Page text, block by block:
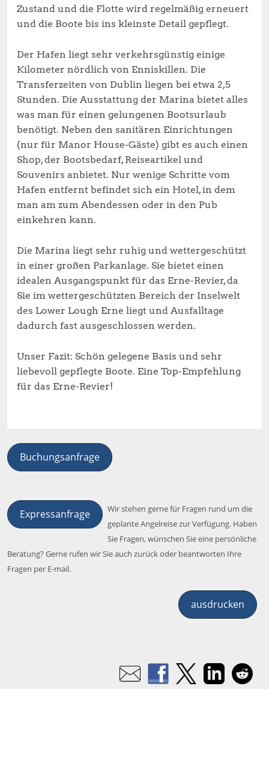
Zustand und die Flotte wird regelmäßig erneuert
und die Boote bis ins kleinste Detail gepflegt.
Der Hafen liegt sehr verkehrsgünstig einige
Kilometer nördlich von Enniskillen. Die
Transferzeiten von Dublin liegen bei etwa 2,5
Stunden. Die Ausstattung der Marina bietet alles
was man für einen gelungenen Bootsurlaub
benötigt. Neben den sanitären Einrichtungen
(nur für Manor House-Gäste) gibt es auch einen
Shop, der Bootsbedarf, Reiseartikel und
Souvenirs anbietet. Nur wenige Schritte vom
Hafen entfernt befindet sich ein Hotel, in dem
man am zum Abendessen oder in den Pub
einkehren kann.
Die Marina liegt sehr ruhig und wettergeschützt
in einer großen Parkanlage. Sie bietet einen
idealen Ausgangspunkt für das Erne-Revier, da
Sie im wettergeschützten Bereich der Inselwelt
des Lower Lough Erne liegt und Ausfalltage
dadurch fast ausgeschlossen werden.
Unser Fazit: Schön gelegene Basis und sehr
liebevoll gepflegte Boote. Eine Top-Empfehlung
für das Erne-Revier!
Buchungsanfrage
Expressanfrage
Wir stehen gerne für Fragen rund um die
geplante Angelreise zur Verfügung. Haben
Sie Fragen, wünschen Sie eine persönliche
Beratung? Gerne rufen wir Sie auch zurück oder beantworten Ihre
Fragen per E-mail.
ausdrucken